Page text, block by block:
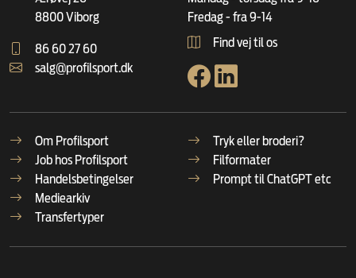
8800 Viborg
86 60 27 60
salg@profilsport.dk
Fredag - fra 9-14
Find vej til os
Om Profilsport
Job hos Profilsport
Handelsbetingelser
Mediearkiv
Transfertyper
Tryk eller broderi?
Filformater
Prompt til ChatGPT etc